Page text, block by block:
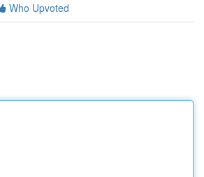
Who Upvoted